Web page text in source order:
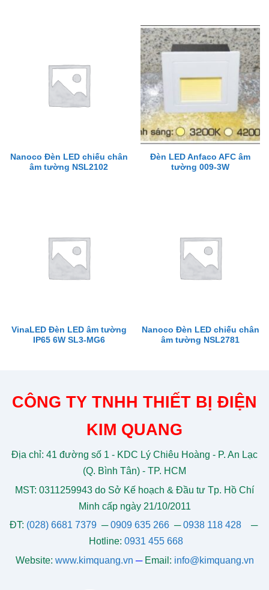
Nanoco Đèn LED chiếu chân
âm tường NSL2102
Đèn LED Anfaco AFC âm
tường 009-3W
VinaLED Đèn LED âm tường
IP65 6W SL3-MG6
Nanoco Đèn LED chiếu chân
âm tường NSL2781
CÔNG TY TNHH THIẾT BỊ ĐIỆN
KIM QUANG
Địa chỉ: 41 đường số 1 - KDC Lý Chiêu Hoàng - P. An Lạc
(Q. Bình Tân) - TP. HCM
MST: 0311259943 do Sở Kế hoạch & Đầu tư Tp. Hồ Chí
Minh cấp ngày 21/10/2011
ĐT: (028) 6681 7379 ─0909 635 266─0938 118 428─
Hotline: 0931 455 668
Website: www.kimquang.vn ─ Email: info@kimquang.vn